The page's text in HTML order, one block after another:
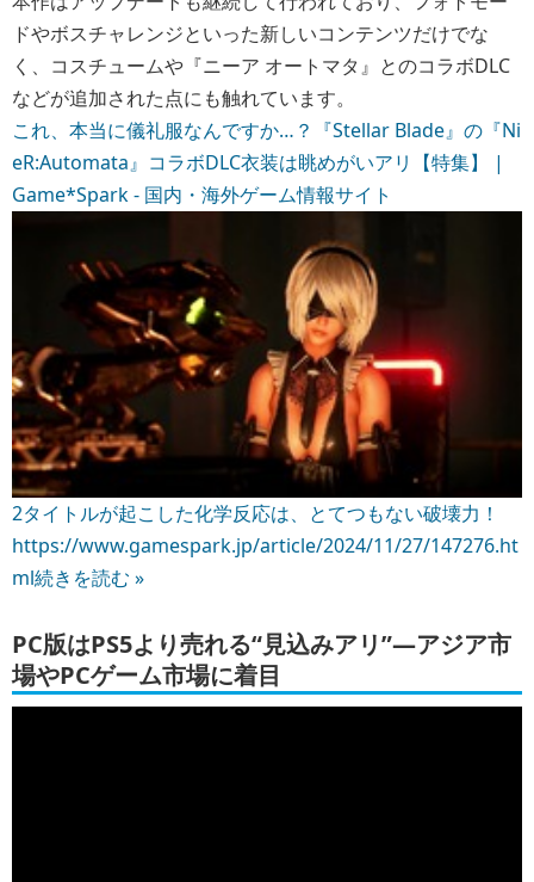
ドやボスチャレンジといった新しいコンテンツだけでな
く、コスチュームや『ニーア オートマタ』とのコラボDLC
などが追加された点にも触れています。
これ、本当に儀礼服なんですか…？『Stellar Blade』の『Ni
eR:Automata』コラボDLC衣装は眺めがいアリ【特集】 |
Game*Spark - 国内・海外ゲーム情報サイト
2タイトルが起こした化学反応は、とてつもない破壊力！
https://www.gamespark.jp/article/2024/11/27/147276.ht
ml続きを読む »
PC版はPS5より売れる“見込みアリ”―アジア市
場やPCゲーム市場に着目